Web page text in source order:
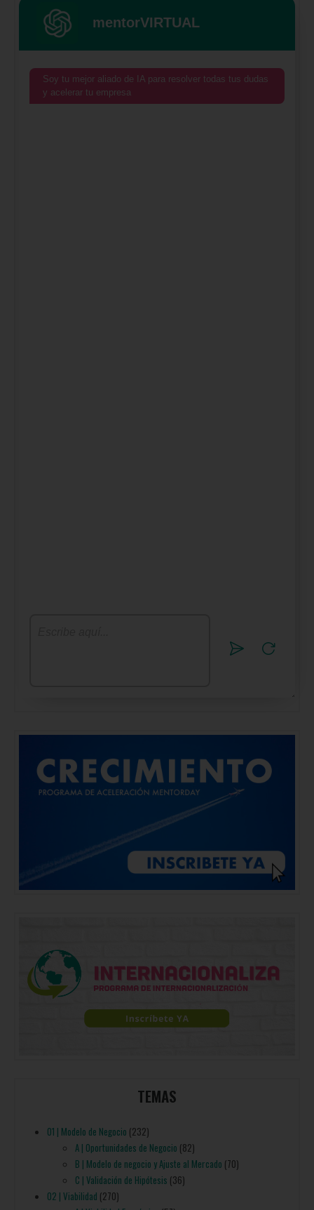
mentorVIRTUAL
Soy tu mejor aliado de IA para resolver todas tus dudas
y acelerar tu empresa
TEMAS
01 | Modelo de Negocio (232)
A | Oportunidades de Negocio (82)
B | Modelo de negocio y Ajuste al Mercado (70)
C | Validación de Hipótesis (36)
02 | Viabilidad (270)